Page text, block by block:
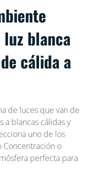
blanca
cálida a
de luces que van de
a blancas cálidas y
uno de los
o
perfecta para